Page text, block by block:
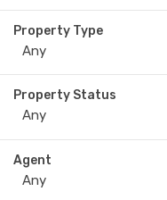
Property Type
Property Status
Agent